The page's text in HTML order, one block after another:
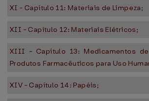
XI - Capítulo 11: Materiais de Limpeza;
XII - Capítulo 12: Materiais Elétricos;
XIII - Capítulo 13: Medicamentos
Produtos Farmacêuticos para Uso
XIV - Capítulo 14: Papéis;